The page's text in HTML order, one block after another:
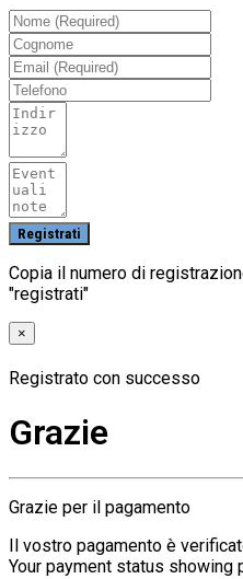
Copia il numero di
"registrati"
×
Registrato con successo
Grazie
Grazie per il pagamento
Il vostro pagamento è
Your payment status showing